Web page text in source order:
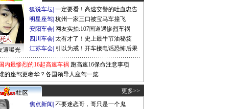
遭曝光
狐说车坛 一定要看！高速交警的吐血忠告
明星座驾 杭州一家三口被宝马车撞飞
安阳车会 网友实拍:107国道遇惨烈车祸
四川车会 太有才了！史上最牛节油秘笈
江苏车会 引以为戒！开车接电话恐怖后果
国内最惨烈的16起高速车祸 跑高速16保命注意事项
的座驾更奢华？各国领导人座驾一览
更多>>
焦点新闻 不要迷恋哥，哥只是一个鬼